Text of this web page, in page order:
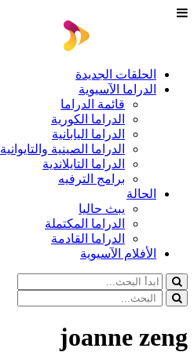
الحلقات الجديدة
الدراما الآسيوية
قائمة الدراما
الدراما الكورية
الدراما اليابانية
الدراما الصينية والتايوانية
الدراما التايلاندية
برامج الترفيه
الحالة
يبث حاليا
الدراما المكتملة
الدراما القادمة
الأفلام الآسيوية
joanne zeng